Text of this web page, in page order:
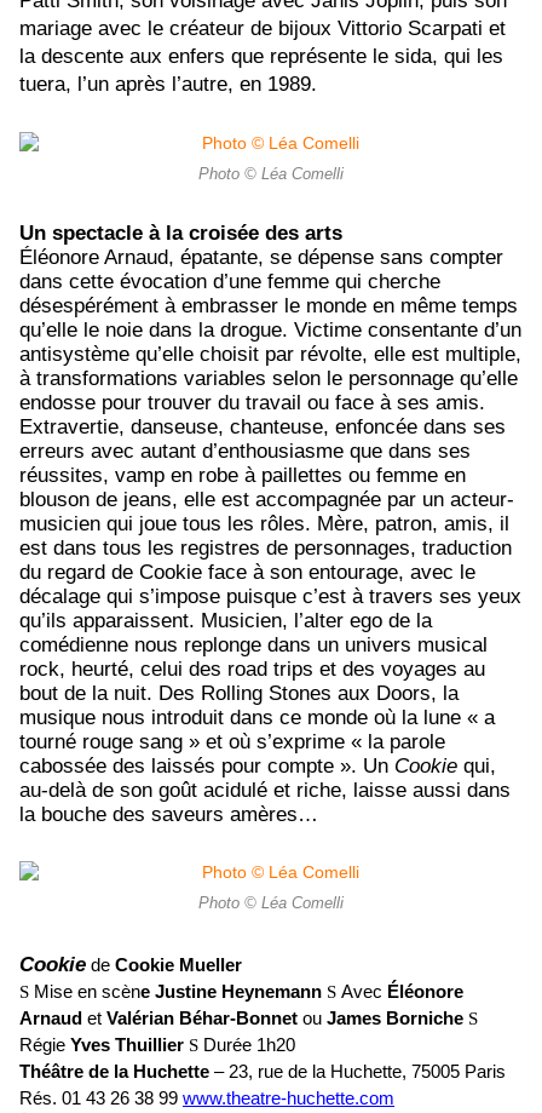
mariage avec le créateur de bijoux Vittorio Scarpati et
la descente aux enfers que représente le sida, qui les
tuera, l’un après l’autre, en 1989.
Photo © Léa Comelli
Un spectacle à la croisée des arts
Éléonore Arnaud, épatante, se dépense sans compter
dans cette évocation d’une femme qui cherche
désespérément à embrasser le monde en même temps
qu’elle le noie dans la drogue. Victime consentante d’un
antisystème qu’elle choisit par révolte, elle est multiple,
à transformations variables selon le personnage qu’elle
endosse pour trouver du travail ou face à ses amis.
Extravertie, danseuse, chanteuse, enfoncée dans ses
erreurs avec autant d’enthousiasme que dans ses
réussites, vamp en robe à paillettes ou femme en
blouson de jeans, elle est accompagnée par un acteur-
musicien qui joue tous les rôles. Mère, patron, amis, il
est dans tous les registres de personnages, traduction
du regard de Cookie face à son entourage, avec le
décalage qui s’impose puisque c’est à travers ses yeux
qu’ils apparaissent. Musicien, l’alter ego de la
comédienne nous replonge dans un univers musical
rock, heurté, celui des road trips et des voyages au
bout de la nuit. Des Rolling Stones aux Doors, la
musique nous introduit dans ce monde où la lune « a
tourné rouge sang » et où s’exprime « la parole
cabossée des laissés pour compte ». Un Cookie qui,
au-delà de son goût acidulé et riche, laisse aussi dans
la bouche des saveurs amères…
Photo © Léa Comelli
Cookie de Cookie Mueller
S Mise en scène Justine Heynemann S Avec Éléonore
Arnaud et Valérian Béhar-Bonnet ou James Borniche S
Régie Yves Thuillier S Durée 1h20
Théâtre de la Huchette – 23, rue de la Huchette, 75005 Paris
Rés. 01 43 26 38 99 www.theatre-huchette.com